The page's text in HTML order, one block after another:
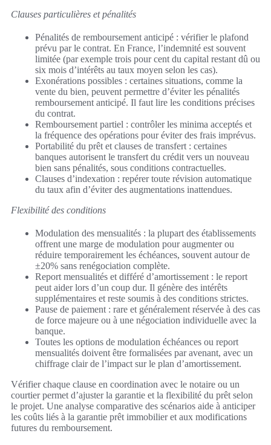
Clauses particulières et pénalités
Pénalités de remboursement anticipé : vérifier le plafond
prévu par le contrat. En France, l’indemnité est souvent
limitée (par exemple trois pour cent du capital restant dû ou
six mois d’intérêts au taux moyen selon les cas).
Exonérations possibles : certaines situations, comme la
vente du bien, peuvent permettre d’éviter les pénalités
remboursement anticipé. Il faut lire les conditions précises
du contrat.
Remboursement partiel : contrôler les minima acceptés et
la fréquence des opérations pour éviter des frais imprévus.
Portabilité du prêt et clauses de transfert : certaines
banques autorisent le transfert du crédit vers un nouveau
bien sans pénalités, sous conditions contractuelles.
Clauses d’indexation : repérer toute révision automatique
du taux afin d’éviter des augmentations inattendues.
Flexibilité des conditions
Modulation des mensualités : la plupart des établissements
offrent une marge de modulation pour augmenter ou
réduire temporairement les échéances, souvent autour de
±20% sans renégociation complète.
Report mensualités et différé d’amortissement : le report
peut aider lors d’un coup dur. Il génère des intérêts
supplémentaires et reste soumis à des conditions strictes.
Pause de paiement : rare et généralement réservée à des cas
de force majeure ou à une négociation individuelle avec la
banque.
Toutes les options de modulation échéances ou report
mensualités doivent être formalisées par avenant, avec un
chiffrage clair de l’impact sur le plan d’amortissement.
Vérifier chaque clause en coordination avec le notaire ou un
courtier permet d’ajuster la garantie et la flexibilité du prêt selon
le projet. Une analyse comparative des scénarios aide à anticiper
les coûts liés à la garantie prêt immobilier et aux modifications
futures du remboursement.